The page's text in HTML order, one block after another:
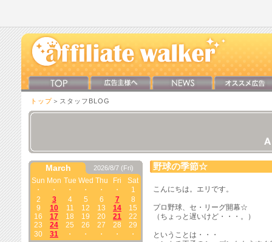
トップ ＞スタッフBLOG
March 2026/8/7 (Fri)
Sun Mon Tue Wed Thu Fri
Sat
・
・ ・ ・ ・ ・
1
2
3 4 5 6 7
8
9
10 11 12 13 14
15
16
17 18 19 20 21
22
23
24 25 26 27 28
29
30
31 ・ ・ ・ ・
・
野球の季節☆
こんにちは。エリです。
プロ野球、セ・リーグ開幕☆
（ちょっと遅いけど・・・。）
ということは・・・